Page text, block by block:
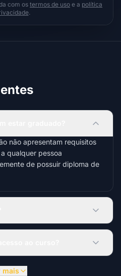
com os termos de uso e a política
.
não apresentam requisitos
qualquer pessoa
de possuir diploma de
mais